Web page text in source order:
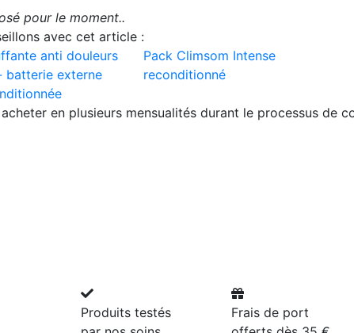
pour le moment..
avec cet article :
anti douleurs
batterie externe
Pack Climsom Intense
reconditionné
en plusieurs mensualités durant le processus de
Produits testés
Frais de port